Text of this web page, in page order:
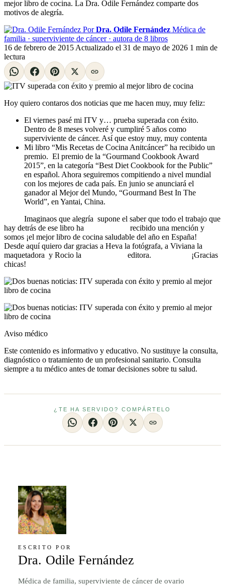
mejor libro de cocina. La Dra. Odile Fernández comparte dos
motivos de alegría.
Por Dra. Odile Fernández Médica de
familia · superviviente de cáncer · autora de 8 libros
16 de febrero de 2015 Actualizado el 31 de mayo de 2026 1 min de
lectura
Hoy quiero contaros dos noticias que me hacen muy, muy feliz:
El viernes pasé mi ITV y… prueba superada con éxito.
Dentro de 8 meses volveré y cumpliré 5 años como
superviviente de cáncer. Así que estoy muy, muy contenta
Mi libro “Mis Recetas de Cocina Anitcáncer” ha recibido un
premio. El premio de la “Gourmand Cookbook Award
2015”, en la categoría “Best Diet Cookbook for the Public”
en español. Ahora seguiremos compitiendo a nivel mundial
con los mejores de cada país. En junio se anunciará el
ganador al Mejor del Mundo, “Gourmand Best In The
World”, en Yantai, China.
Imaginaos que alegría supone el saber que todo el trabajo que
hay detrás de ese libro ha recibido una mención y
somos ¡el mejor libro de cocina saludable del año en España!
Desde aquí quiero dar gracias a Heva la fotógrafa, a Viviana la
maquetadora y Rocio la editora. ¡Gracias
chicas!
Aviso médico
Este contenido es informativo y educativo. No sustituye la consulta,
diagnóstico o tratamiento de un profesional sanitario. Consulta
siempre a tu médico antes de tomar decisiones sobre tu salud.
¿TE HA SERVIDO? COMPÁRTELO
ESCRITO POR
Dra. Odile Fernández
Médica de familia, superviviente de cáncer de ovario